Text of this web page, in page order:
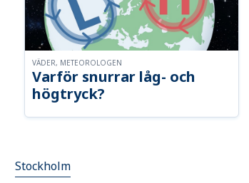
Varför snurrar låg- och
högtryck?
VÄDER, METEOROLOGEN
Stockholm